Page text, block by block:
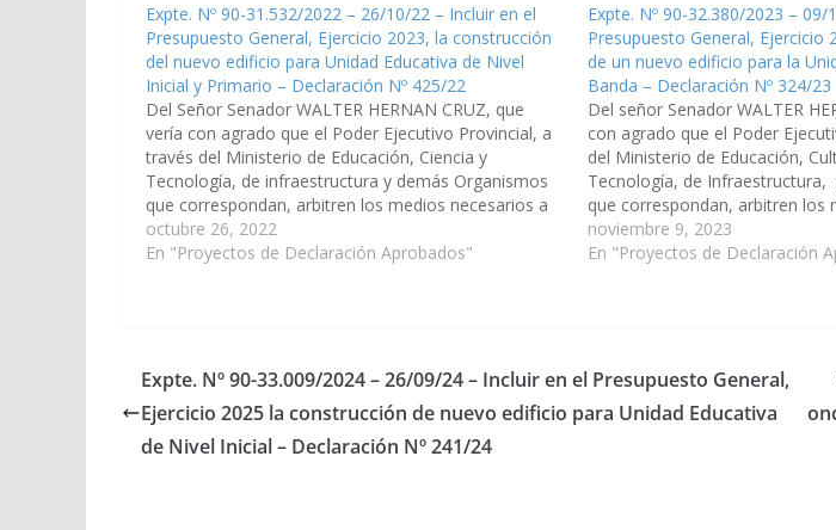
Expte. Nº 90-31.532/2022 – 26/10/22 – Incluir en el
Presupuesto General, Ejercicio 2023, la construcción
del nuevo edificio para Unidad Educativa de Nivel
Inicial y Primario – Declaración Nº 425/22
Del Señor Senador WALTER HERNAN CRUZ, que
vería con agrado que el Poder Ejecutivo Provincial, a
través del Ministerio de Educación, Ciencia y
Tecnología, de infraestructura y demás Organismos
que correspondan, arbitren los medios necesarios a
fin que se incorpore en el Plan de Obras Públicas
Presupuesto Gral. de la…
octubre 26, 2022
En "Proyectos de Declaración Aprobados"
Expte. Nº 90-32.380/2023 –
Presupuesto General, Ejercicio
de un nuevo edificio para la
Banda – Declaración Nº 324/23
Del señor Senador WALTER
con agrado que el Poder
del Ministerio de Educación,
Tecnología, de
que correspondan, arbitren los
fin de que se incorpore en el
del Presupuesto General de la
noviembre 9, 2023
En "Proyectos de Declaración
Expte. Nº 90-33.009/2024 – 26/09/24 – Incluir en el Presupuesto General,
Ejercicio 2025 la construcción de nuevo edificio para Unidad Educativa
de Nivel Inicial – Declaración Nº 241/24